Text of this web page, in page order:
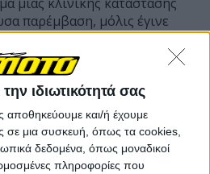
ιδιωτικότητά σας
αποθηκεύουμε και/ή έχουμε
μια συσκευή, όπως τα cookies,
δεδομένα, όπως μοναδικοί
πληροφορίες που
παρέμβαση, μόλις έγινε
δότης. Όλα προχώρησαν
η διαθεσιμότητα
στο Hospital
κέντρο για
ολοκλήρωσε με επιτυχία
μια διαδικασία ανάρρωσης